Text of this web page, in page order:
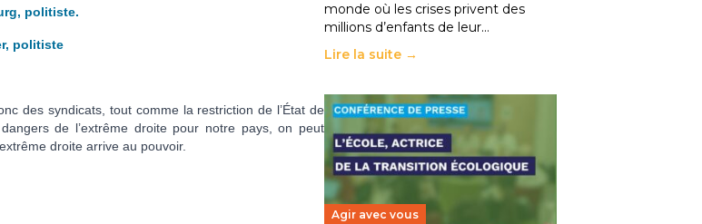
politiste.
politiste
des syndicats, tout comme la restriction de l’État de
de l’extrême droite pour notre pays, on peut
droite arrive au pouvoir.
monde où les crises privent des
millions d’enfants de leur…
Lire la suite →
Agir avec vous